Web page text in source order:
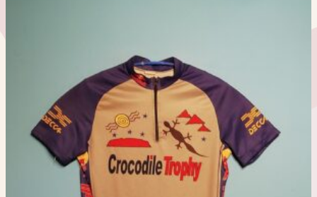
options
may
be
chosen
on
the
product
page